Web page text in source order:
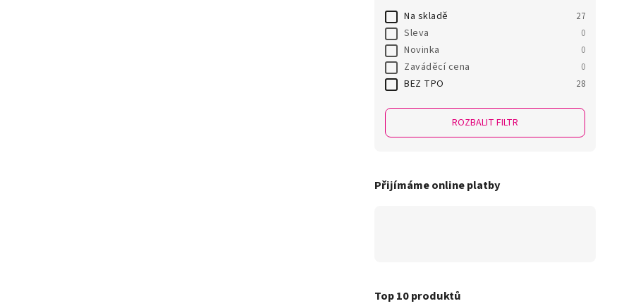
Na skladě 27
Sleva 0
Novinka 0
Zaváděcí cena 0
BEZ TPO 28
ROZBALIT FILTR
Přijímáme online platby
Top 10 produktů